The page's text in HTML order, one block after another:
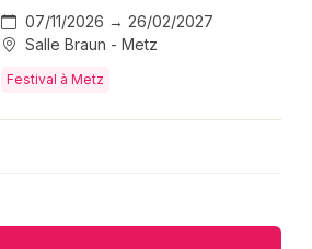
07/11/2026 → 26/02/2027
Salle Braun - Metz
Festival à Metz